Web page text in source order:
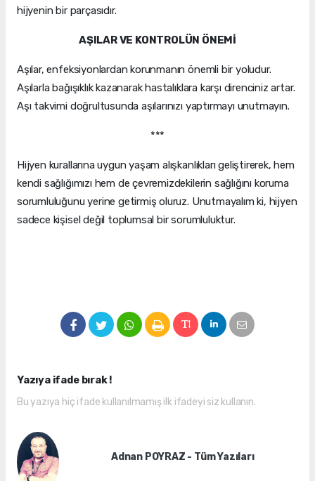
hijyenin bir parçasıdır.
AŞILAR VE KONTROLÜN ÖNEMİ
Aşılar, enfeksiyonlardan korunmanın önemli bir yoludur.
Aşılarla bağışıklık kazanarak hastalıklara karşı direnciniz artar.
Aşı takvimi doğrultusunda aşılarınızı yaptırmayı unutmayın.
***
Hijyen kurallarına uygun yaşam alışkanlıkları geliştirerek, hem
kendi sağlığımızı hem de çevremizdekilerin sağlığını koruma
sorumluluğunu yerine getirmiş oluruz. Unutmayalım ki, hijyen
sadece kişisel değil toplumsal bir sorumluluktur.
Yazıya ifade bırak !
Bu yazıya hiç ifade kullanılmamış ilk ifadeyi siz kullanın.
Adnan POYRAZ - Tüm Yazıları